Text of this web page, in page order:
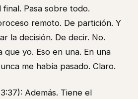
final. Pasa sobre todo.
remoto. De partición. Y
la decisión. De decir. No.
que yo. Eso en una. En una
me había pasado. Claro.
Además. Tiene el